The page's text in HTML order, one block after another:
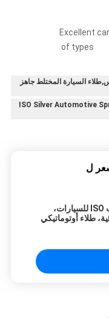
Excellent
of types.
السيارة المختلط جاهز
ISO Silver Automotive
ل
طلاء بخاخ فضي ثابت ISO للسيارات،
طلاء أوتوماتيكي